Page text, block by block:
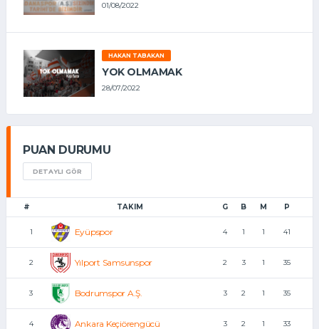
01/08/2022
HAKAN TABAKAN
YOK OLMAMAK
28/07/2022
PUAN DURUMU
DETAYLI GÖR
# TAKIM G B M P
1 Eyüpspor 4 1 1 41
2 Yılport Samsunspor 2 3 1 35
3 Bodrumspor A.Ş. 3 2 1 35
4 Ankara Keçiörengücü 3 2 1 33